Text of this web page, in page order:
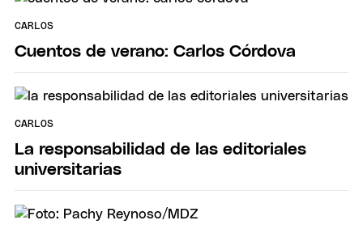
CARLOS
Cuentos de verano: Carlos Córdova
CARLOS
La responsabilidad de las editoriales
universitarias